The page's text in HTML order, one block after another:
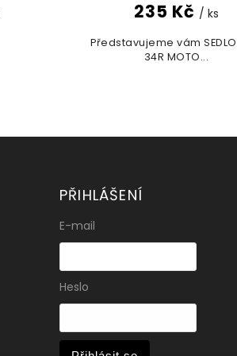
235 Kč / ks
Představujeme vám SEDLO
34R MOTO...
PŘIHLÁŠENÍ
E-mail
Heslo